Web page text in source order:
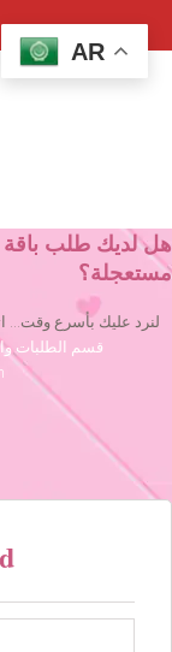
هل لديك طلب باقة
مستعجلة؟
لنرد عليك بأسرع وقت...
قسم الطلبات
AR